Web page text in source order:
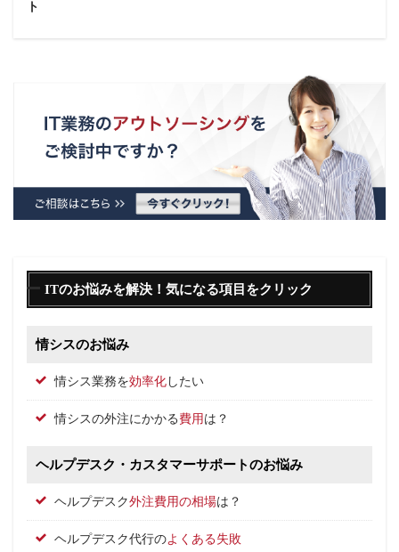
ト
ITのお悩みを解決！気になる項目をクリック
情シスのお悩み
情シス業務を効率化 したい
情シスの外注にかかる 費用 は？
ヘルプデスク・カスタマーサポートのお悩み
ヘルプデスク外注費用の相場は？
ヘルプデスク代行のよくある失敗